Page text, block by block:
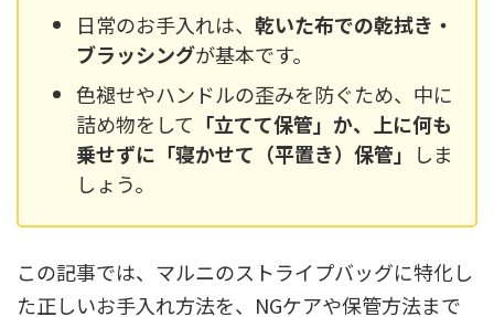
日常のお手入れは、 乾いた布での乾拭き・
ブラッシングが基本です。
色褪せやハンドルの歪みを防ぐため、中に
詰め物をして 「立てて保管」か、上に何も
乗せずに「寝かせて（平置き）保管」 しま
しょう。
この記事では、マルニのストライプバッグに特化し
た正しいお手入れ方法を、NGケアや保管方法まで